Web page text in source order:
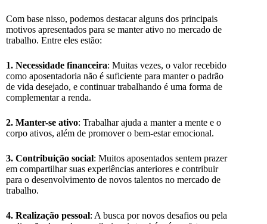
Com base nisso, podemos destacar alguns dos principais
motivos apresentados para se manter ativo no mercado de
trabalho. Entre eles estão:
1. Necessidade financeira: Muitas vezes, o valor recebido
como aposentadoria não é suficiente para manter o padrão
de vida desejado, e continuar trabalhando é uma forma de
complementar a renda.
2. Manter-se ativo: Trabalhar ajuda a manter a mente e o
corpo ativos, além de promover o bem-estar emocional.
3. Contribuição social: Muitos aposentados sentem prazer
em compartilhar suas experiências anteriores e contribuir
para o desenvolvimento de novos talentos no mercado de
trabalho.
4. Realização pessoal: A busca por novos desafios ou pela